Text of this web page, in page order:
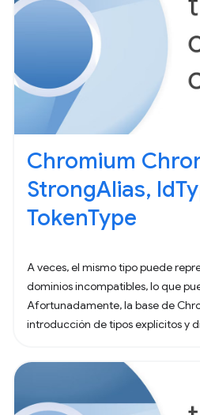
Chromium
StrongAlias,
TokenType
A veces, el mismo tipo puede
dominios incompatibles, lo que
Afortunadamente, la base de
introducción de tipos explícitos y